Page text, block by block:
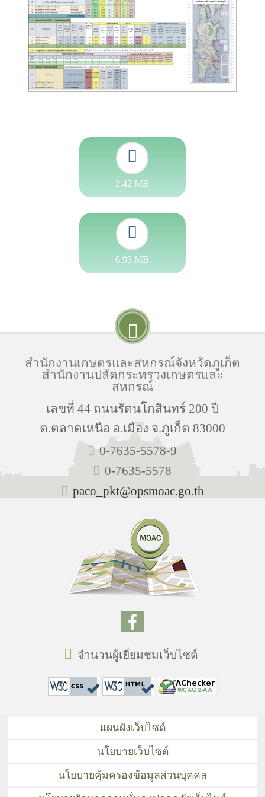
2.42 MB
6.93 MB
สำนักงานเกษตรและสหกรณ์จังหวัดภูเก็ต
สำนักงานปลัดกระทรวงเกษตรและ
สหกรณ์
เลขที่ 44 ถนนรัตนโกสินทร์ 200 ปี
ต.ตลาดเหนือ อ.เมือง จ.ภูเก็ต 83000
0-7635-5578-9
0-7635-5578
paco_pkt@opsmoac.go.th
จำนวนผู้เยี่ยมชมเว็บไซต์
แผนผังเว็บไซต์
นโยบายเว็บไซต์
นโยบายคุ้มครองข้อมูลส่วนบุคคล